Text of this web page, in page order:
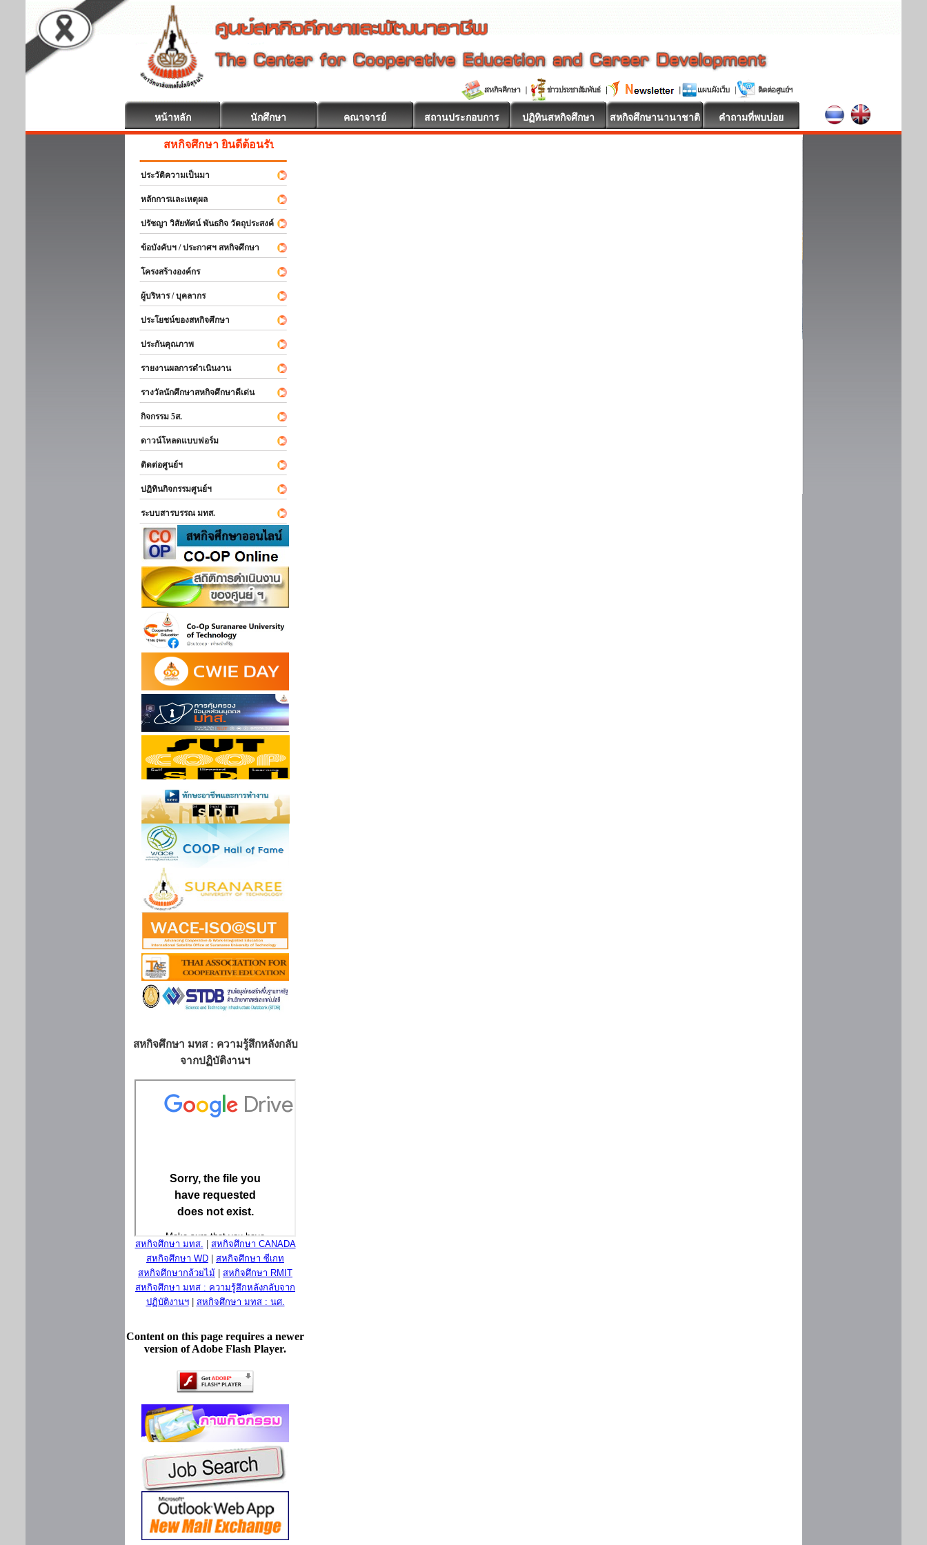
หน้าหลัก นักศึกษา คณาจารย์ สถานประกอบการ ปฏิทินสหกิจศึกษา สหกิจศึกษานานาชาติ คำถามที่พบบ่อย
สหกิจศึกษา ยินดีต้อนรับ
ประวัติความเป็นมา
หลักการและเหตุผล
ปรัชญา วิสัยทัศน์ พันธกิจ วัตถุประสงค์
ข้อบังคับฯ / ประกาศฯ สหกิจศึกษา
โครงสร้างองค์กร
ผู้บริหาร / บุคลากร
ประโยชน์ของสหกิจศึกษา
ประกันคุณภาพ
รายงานผลการดำเนินงาน
รางวัลนักศึกษาสหกิจศึกษาดีเด่น
กิจกรรม 5ส.
ดาวน์โหลดแบบฟอร์ม
ติดต่อศูนย์ฯ
ปฏิทินกิจกรรมศูนย์ฯ
ระบบสารบรรณ มทส.
สหกิจศึกษา มทส : ความรู้สึกหลังกลับ
จากปฏิบัติงานฯ
สหกิจศึกษา มทส.
สหกิจศึกษา CANADA
สหกิจศึกษา WD
สหกิจศึกษา ซีเกท
สหกิจศึกษากล้วยไม้
สหกิจศึกษา RMIT
สหกิจศึกษา มทส : ความรู้สึกหลังกลับจาก
ปฏิบัติงานฯ| สหกิจศึกษา มทส : นศ.
Content on this page requires a newer
version of Adobe Flash Player.